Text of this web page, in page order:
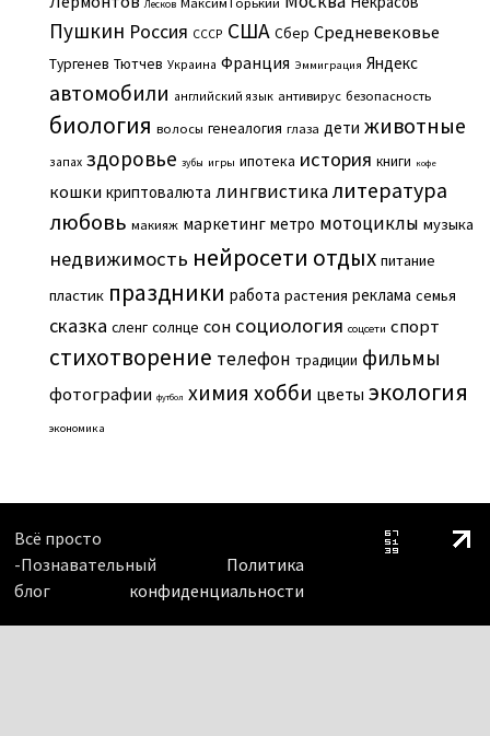
Лесков
Пушкин Россия СССР США Сбер Средневековье
Тургенев Тютчев Украина Франция Эммиграция Яндекс
автомобили английский язык антивирус безопасность
биология волосы генеалогия глаза дети животные
запах здоровье зубы игры ипотека история книги кофе
кошки криптовалюта лингвистикалитература
любовь макияж маркетинг метро мотоциклы музыка
недвижимость нейросети отдых питание
пластик праздники работа растения реклама семья
сказка сленг солнце сон социология соцсети спорт
стихотворение телефон традиции фильмы
фотографии футбол химия хобби цветы экология
экономика
Всё просто
-Познавательный
блог
Политика
конфиденциальности